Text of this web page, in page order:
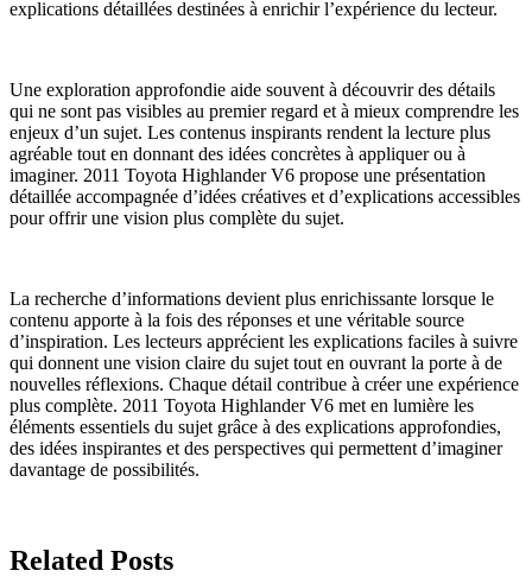
explications détaillées destinées à enrichir l’expérience du lecteur.
Une exploration approfondie aide souvent à découvrir des détails
qui ne sont pas visibles au premier regard et à mieux comprendre les
enjeux d’un sujet. Les contenus inspirants rendent la lecture plus
agréable tout en donnant des idées concrètes à appliquer ou à
imaginer. 2011 Toyota Highlander V6 propose une présentation
détaillée accompagnée d’idées créatives et d’explications accessibles
pour offrir une vision plus complète du sujet.
La recherche d’informations devient plus enrichissante lorsque le
contenu apporte à la fois des réponses et une véritable source
d’inspiration. Les lecteurs apprécient les explications faciles à suivre
qui donnent une vision claire du sujet tout en ouvrant la porte à de
nouvelles réflexions. Chaque détail contribue à créer une expérience
plus complète. 2011 Toyota Highlander V6 met en lumière les
éléments essentiels du sujet grâce à des explications approfondies,
des idées inspirantes et des perspectives qui permettent d’imaginer
davantage de possibilités.
Related Posts